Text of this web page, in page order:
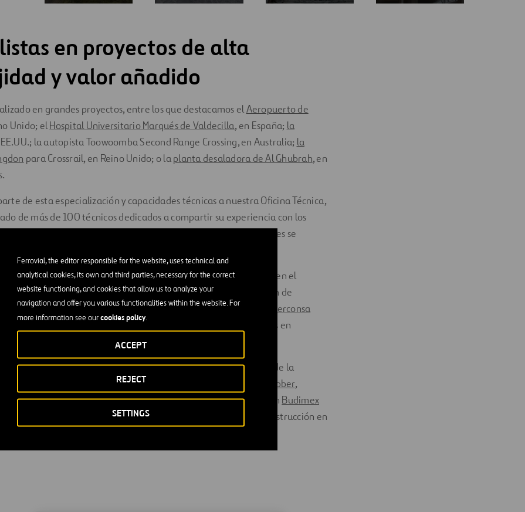
Ferrovial, the editor responsible for the website, uses technical and
analytical cookies, its own and third parties, necessary for the correct
website functioning, and cookies that allow us to analyze your
navigation and offer you various functionalities within the website. For
more information see ourcookies policy.
SETTINGS
REJECT
ACCEPT
en proyectos de alta
y valor añadido
en grandes proyectos, entre los que destacamos elAeropuerto de
Unido; elHospital Universitario Marqués de Valdecilla, en España; la
la autopista Toowoomba Second Range Crossing, en Australia; la
para Crossrail, en Reino Unido; o laplanta desaladora de Al Ghubrah, en
de esta especialización y capacidades técnicas a nuestra Oficina Técnica,
de más de 100 técnicos dedicados a compartir su experiencia con los
para optimizar e innovar los diseños, asegurando que los clientes se
prácticas internacionales de toda nuestra cartera global.
destaca también nuestras empresas especializadas:Tecpresa
, en el
Ditecpesa, en el desarrollo, fabricación y comercialización de
Edytesaen trabajos de encofrado deslizante y heavy lifting; y
Ferconsa
en diseño, montaje y puesta en servicio de instalaciones en
civil, edificación y obra industrial.
con filiales internacionales comoCadagua, líder en el mercado de la
de plantas de tratamiento y depuración de aguas; o
Webber,
de carreteras y con foco en Texas (EEUU). Así como con Budimex
mercado polaco especializada en el desarrollo integral de construcción en
construcción industrial y promoción inmobiliaria.